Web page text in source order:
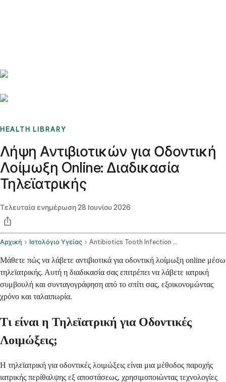
HEALTH LIBRARY
Λήψη Αντιβιοτικών για Οδοντική
Λοίμωξη Online: Διαδικασία
Τηλεϊατρικής
Τελευταία ενημέρωση28 Ιουνίου 2026
Αρχική Ιστολόγιο Υγείας Antibiotics Tooth Infection Online
Μάθετε πώς να λάβετε αντιβιοτικά για οδοντική λοίμωξη online μέσω
τηλεϊατρικής. Αυτή η διαδικασία σας επιτρέπει να λάβετε ιατρική
συμβουλή και συνταγογράφηση από το σπίτι σας, εξοικονομώντας
χρόνο και ταλαιπωρία.
Τι είναι η Τηλεϊατρική για Οδοντικές
Λοιμώξεις;
Η τηλεϊατρική για οδοντικές λοιμώξεις είναι μια μέθοδος παροχής
ιατρικής περίθαλψης εξ αποστάσεως, χρησιμοποιώντας τεχνολογίες